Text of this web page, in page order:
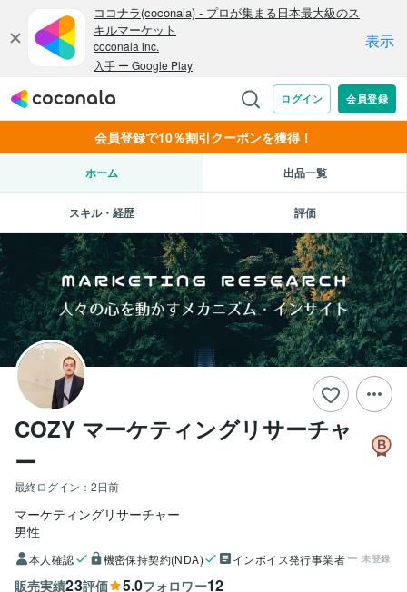
会員登録で10％割引クーポンを獲得！
ホーム 出品一覧
スキル・経歴 評価
COZY マーケティングリサーチャ
ー
最終ログイン： 2日前
マーケティングリサーチャー
男性
本人確認 機密保持契約(NDA) インボイス発行事業者 未登録
販売実績23評価 5.0フォロワー12